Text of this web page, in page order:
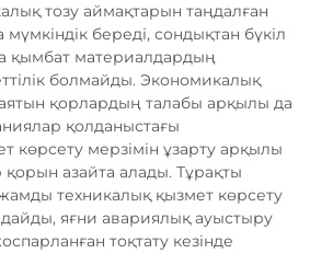
тозу аймақтарын таңдалған
береді, сондықтан бүкіл
қымбат материалдардың
болмайды. Экономикалық
қорлардың талабы арқылы да
қолданыстағы
көрсету мерзімін ұзарту арқылы
азайта алады. Тұрақты
техникалық қызмет көрсету
яғни авариялық ауыстыру
тоқтату кезінде